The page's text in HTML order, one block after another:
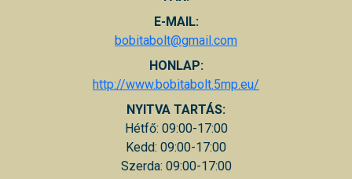
E-MAIL:
bobitabolt@gmail.com
HONLAP:
http://www.bobitabolt.5mp.eu/
NYITVA TARTÁS:
Hétfő: 09:00-17:00
Kedd: 09:00-17:00
Szerda: 09:00-17:00